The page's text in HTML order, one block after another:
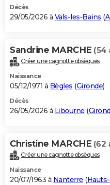
Décès
29/05/2026 à Vals-les-Bains (
Sandrine MARCHE (54
Créer une cagnotte obsèques
Naissance
05/12/1971 à Bègles (Gironde)
Décès
26/05/2026 à Libourne (
Christine MARCHE (62
Créer une cagnotte obsèques
Naissance
20/07/1963 à Nanterre (